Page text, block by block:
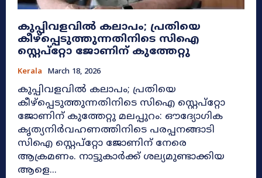
കുപ്പിവളവിൽ കലാപം; പ്രതിയെ
കീഴ്‌പ്പെടുത്തുന്നതിനിടെ സിഐ
സ്റ്റെപ്‌റ്റോ ജോണിന് കുത്തേറ്റു
Kerala March 18, 2026
കുപ്പിവളവിൽ കലാപം; പ്രതിയെ
കീഴ്‌പ്പെടുത്തുന്നതിനിടെ സിഐ സ്റ്റെപ്‌റ്റോ
ജോണിന് കുത്തേറ്റു മലപ്പുറം: ഔദ്യോഗിക
കൃത്യനിർവഹണത്തിനിടെ പരപ്പനങ്ങാടി
സിഐ സ്റ്റെപ്‌റ്റോ ജോണിന് നേരെ
ആക്രമണം. നാട്ടുകാർക്ക് ശല്യമുണ്ടാക്കിയ
ആളെ...